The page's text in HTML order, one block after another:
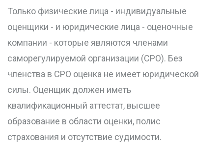
Только физические лица - индивидуальные
оценщики - и юридические лица - оценочные
компании - которые являются членами
саморегулируемой организации (СРО). Без
членства в СРО оценка не имеет юридической
силы. Оценщик должен иметь
квалификационный аттестат, высшее
образование в области оценки, полис
страхования и отсутствие судимости.